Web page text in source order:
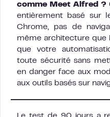
comme Meet Alfred ?
entièrement basé sur
Chrome, pas de
même architecture que
que votre
toute sécurité sans
en danger face aux
aux outils basés sur